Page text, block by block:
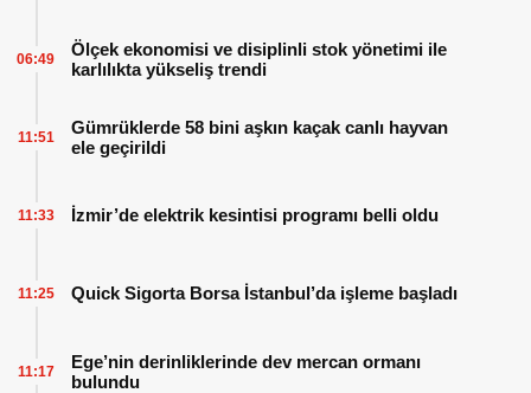
Ölçek ekonomisi ve disiplinli stok yönetimi ile
karlılıkta yükseliş trendi
06:49
Gümrüklerde 58 bini aşkın kaçak canlı hayvan
ele geçirildi
11:51
İzmir’de elektrik kesintisi programı belli oldu
11:33
Quick Sigorta Borsa İstanbul’da işleme başladı
11:25
Ege’nin derinliklerinde dev mercan ormanı
bulundu
11:17